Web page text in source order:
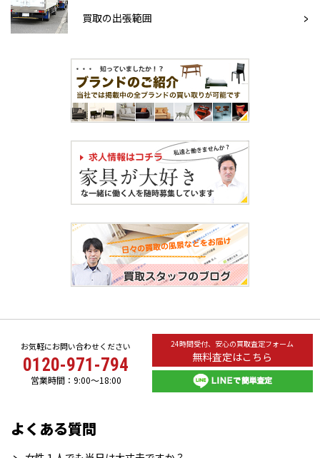
買取の出張範囲
お気軽にお問い合わせください
0120-971-794
営業時間：9:00～18:00
24時間受付、安心の買取査定フォーム
無料査定はこちら
よくある質問